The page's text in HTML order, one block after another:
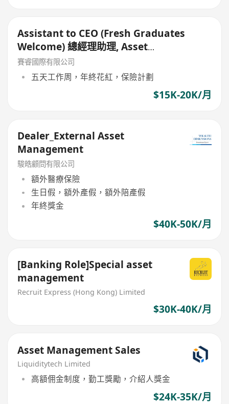
Assistant to CEO (Fresh Graduates
Welcome) 總經理助理, Asset
Management Company
賽睿國際有限公司
五天工作周，年終花紅，保險計劃
$15K-20K/月
Dealer_External Asset
Management
駿皓顧問有限公司
額外醫療保險
生日假，額外產假，額外陪產假
年終獎金
$40K-50K/月
[Banking Role]Special asset
management
Recruit Express (Hong Kong) Limited
$30K-40K/月
Asset Management Sales
Liquiditytech Limited
高額佣金制度，勤工獎勵，介紹人獎金
$24K-35K/月